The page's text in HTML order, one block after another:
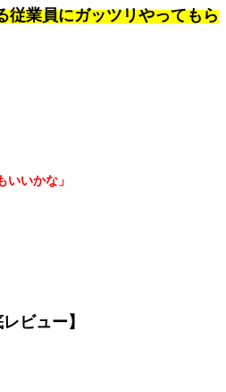
従業員にガッツリやってもら
いいかな」
ビュー】